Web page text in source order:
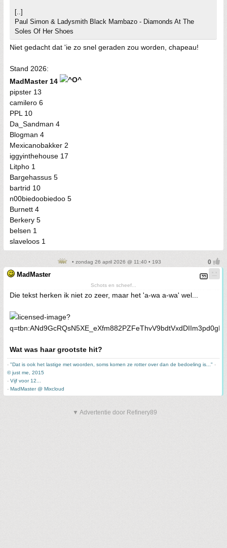
[..]
Paul Simon & Ladysmith Black Mambazo - Diamonds At The
Soles Of Her Shoes
Niet gedacht dat 'ie zo snel geraden zou worden, chapeau!
Stand 2026:
MadMaster 14
pipster 13
camilero 6
PPL 10
Da_Sandman 4
Blogman 4
Mexicanobakker 2
iggyinthehouse 17
Litpho 1
Bargehassus 5
bartrid 10
n00biedoobiedoo 5
Burnett 4
Berkery 5
belsen 1
slaveloos 1
• zondag 26 april 2026 @ 11:40 • 193
MadMaster
Schots en scheef...
Die tekst herken ik niet zo zeer, maar het 'a-wa a-wa' wel...
Wat was haar grootste hit?
- "Dat is ook het lastige met woorden, soms komen ze rotter over dan de bedoeling is..." -
© just me, 2015
- Vijf voor 12...
- MadMaster @ Mixcloud
▼ Advertentie door Refinery89